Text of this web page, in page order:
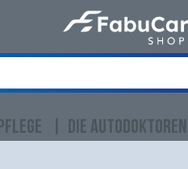
DIE AUTODOKTOREN